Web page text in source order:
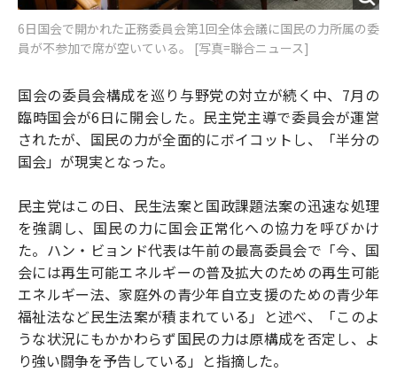
6日国会で開かれた正務委員会第1回全体会議に国民の力所属の委
員が不参加で席が空いている。 [写真=聯合ニュース]
国会の委員会構成を巡り与野党の対立が続く中、7月の
臨時国会が6日に開会した。民主党主導で委員会が運営
されたが、国民の力が全面的にボイコットし、「半分の
国会」が現実となった。
民主党はこの日、民生法案と国政課題法案の迅速な処理
を強調し、国民の力に国会正常化への協力を呼びかけ
た。ハン・ビョンド代表は午前の最高委員会で「今、国
会には再生可能エネルギーの普及拡大のための再生可能
エネルギー法、家庭外の青少年自立支援のための青少年
福祉法など民生法案が積まれている」と述べ、「このよ
うな状況にもかかわらず国民の力は原構成を否定し、よ
り強い闘争を予告している」と指摘した。